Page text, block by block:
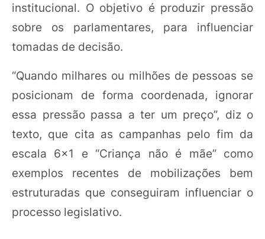
institucional. O objetivo é produzir pressão
sobre os parlamentares, para influenciar
tomadas de decisão.
“Quando milhares ou milhões de pessoas se
posicionam de forma coordenada, ignorar
essa pressão passa a ter um preço”, diz o
texto, que cita as campanhas pelo fim da
escala 6x1 e “Criança não é mãe” como
exemplos recentes de mobilizações bem
estruturadas que conseguiram influenciar o
processo legislativo.